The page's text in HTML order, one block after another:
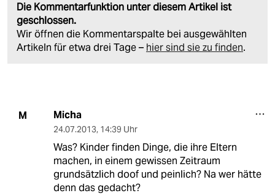
Die Kommentarfunktion unter diesem Artikel ist
geschlossen.
Wir öffnen die Kommentarspalte bei ausgewählten
Artikeln für etwa drei Tage – hier sind sie zu finden.
M Micha
24.07.2013, 14:39 Uhr
Was? Kinder finden Dinge, die ihre Eltern
machen, in einem gewissen Zeitraum
grundsätzlich doof und peinlich? Na wer hätte
denn das gedacht?